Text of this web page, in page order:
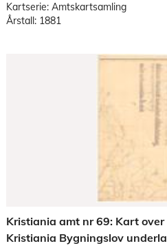
Kartserie: Amtskartsamling
Årstall: 1881
Kristiania amt nr 69: Kart
Kristiania Bygningslov